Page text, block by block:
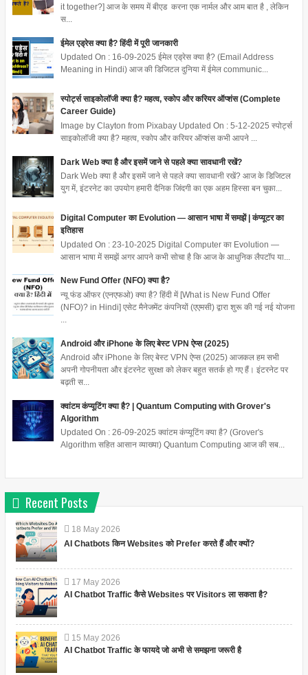
it together?] आज के समय में बीएड करना एक नार्मल और आम बात है , लेकिन
स...
ईमेल एड्रेस क्या है? हिंदी में पूरी जानकारी
Updated On : 16-09-2025 ईमेल एड्रेस क्या है? (Email Address
Meaning in Hindi) आज की डिजिटल दुनिया में ईमेल communic...
स्पोर्ट्स साइकोलॉजी क्या है? महत्व, स्कोप और करियर ऑप्शंस (Complete
Career Guide)
Image by Clayton from Pixabay Updated On : 5-12-2025 स्पोर्ट्स
साइकोलॉजी क्या है? महत्व, स्कोप और करियर ऑप्शंस कभी आपने ...
Dark Web क्या है और इसमें जाने से पहले क्या सावधानी रखें?
Dark Web क्या है और इसमें जाने से पहले क्या सावधानी रखें? आज के डिजिटल
युग में, इंटरनेट का उपयोग हमारी दैनिक जिंदगी का एक अहम हिस्सा बन चुका...
Digital Computer का Evolution — आसान भाषा में समझें | कंप्यूटर का
इतिहास
Updated On : 23-10-2025 Digital Computer का Evolution —
आसान भाषा में समझें अगर आपने कभी सोचा है कि आज के आधुनिक लैपटॉप या...
New Fund Offer (NFO) क्या है?
न्यू फंड ऑफर (एनएफओ) क्या है? हिंदी में [What is New Fund Offer
(NFO)? in Hindi] एसेट मैनेजमेंट कंपनियों (एएमसी) द्वारा शुरू की गई नई योजना
...
Android और iPhone के लिए बेस्ट VPN ऐप्स (2025)
Android और iPhone के लिए बेस्ट VPN ऐप्स (2025) आजकल हम सभी
अपनी गोपनीयता और इंटरनेट सुरक्षा को लेकर बहुत सतर्क हो गए हैं। इंटरनेट पर
बढ़ती स...
क्वांटम कंप्यूटिंग क्या है? | Quantum Computing with Grover's
Algorithm
Updated On : 26-09-2025 क्वांटम कंप्यूटिंग क्या है? (Grover's
Algorithm सहित आसान व्याख्या) Quantum Computing आज की सब...
Recent Posts
18 May 2026
AI Chatbots किन Websites को Prefer करते हैं और क्यों?
17 May 2026
AI Chatbot Traffic कैसे Websites पर Visitors ला सकता है?
15 May 2026
AI Chatbot Traffic के फायदे जो अभी से समझना जरूरी है